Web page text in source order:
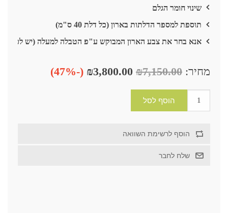
שינוי חומר הגלם
תוספת למספר הדלתות בארון (כל דלת 40 ס"מ)
אנא בחר את צבע הארון המבוקש ע"פ הטבלה למעלה (יש
מחיר: ₪7,150.00
₪3,800.00
(-47%)